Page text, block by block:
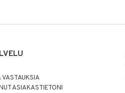
ASIAKASTIETONI